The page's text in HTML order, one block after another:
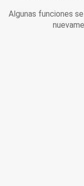
Algunas funciones